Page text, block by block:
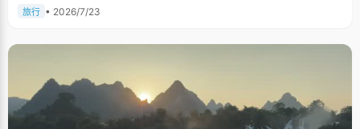
旅行 • 2026/7/23